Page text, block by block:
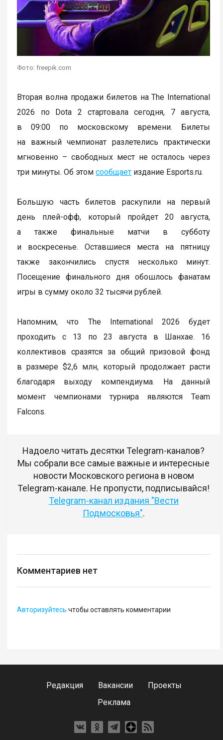
Фото: freepik.com
Вторая волна продажи билетов на The International
2026 по Dota 2 стартовала сегодня, 7 августа,
в 09:00 по московскому времени. Билеты
на важный чемпионат разлетелись практически
мгновенно – свободных мест не осталось через
три минуты. Об этомсообщает издание Esports.ru.
Большую часть билетов раскупили на первый
день плей-офф, который пройдет 20 августа,
а также финальные матчи в субботу
и воскресенье. Оставшиеся места на пятницу
также закончились спустя несколько минут.
Посещение финального дня обошлось фанатам
игры в сумму около 32 тысячи рублей.
Напомним, что The International 2026 будет
проходить с 13 по 23 августа в Шанхае. 16
коллективов сразятся за общий призовой фонд
в размере $2,6 млн, который продолжает расти
благодаря выходу компендиума. На данный
момент чемпионами турнира являются Team
Falcons.
Надоело читать десятки Telegram-каналов?
Мы собрали все самые важные и интересные
новости Московского региона в новом
Telegram-канале. Не пропусти, подписывайся!
Telegram-канал издания "Вести
Подмосковья".
Комментариев нет
Авторизуйтесь чтобы оставлять комментарии
Редакция Вакансии
Проекты
Реклама